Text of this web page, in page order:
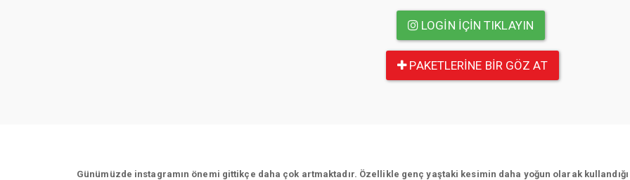
LOGIN IÇIN TIKLAYIN
PAKETLERINE BIR GÖZ AT
Günümüzde instagramın önemi gittikçe daha çok artmaktadır. Özellikle genç yaştaki kesimin daha yoğun olarak